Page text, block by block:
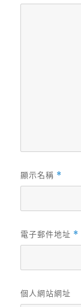
顯示名稱 *
電子郵件地址 *
個人網站網址